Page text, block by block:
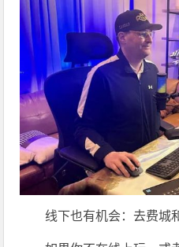
线下也有机会：去费城